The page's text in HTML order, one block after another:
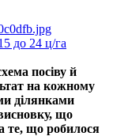
до 24 ц/га
посіву й
на кожному
ділянками
що
те, що робилося